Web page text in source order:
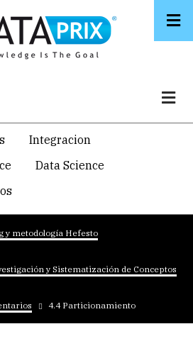
Integracion
Data Science
y metodología Hefesto
y Sistematización de Conceptos
4.4 Particionamiento